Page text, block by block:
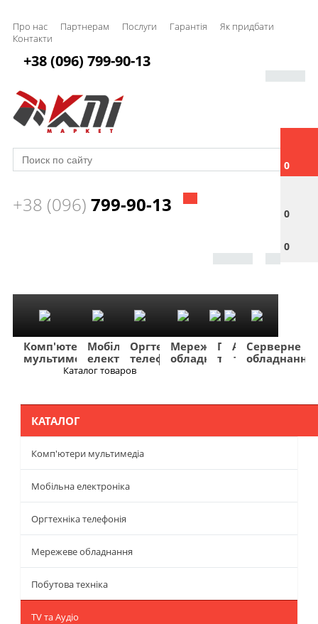
Про нас Партнерам Послуги Гарантія
Як придбати
Контакти
0
0
0
+38 (096) 799-90-13
+38 (096) 799-90-13
Комп'ютери
мультимедіа
Мобільна
електроніка
Оргтехніка
телефонія
Мережеве
обладнання
Побутова
техніка
TV
та
Фото
та
Авто
та
Серверне
обладнання
Каталог товаров
КАТАЛОГ
Комп'ютери мультимедіа
Мобільна електроніка
Оргтехніка телефонія
Мережеве обладнання
Побутова техніка
TV та Аудіо